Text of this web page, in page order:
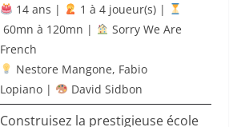
14 ans |
‍ 1 à 4 joueur(s) |
60mn à 120mn |
Sorry We Are
French
Nestore Mangone, Fabio
Lopiano | David Sidbon
Construisez la prestigieuse école